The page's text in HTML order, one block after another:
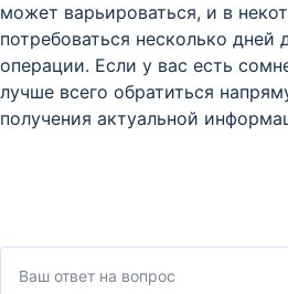
может варьироваться, и в
потребоваться несколько дней
операции. Если у вас есть
лучше всего обратиться
получения актуальной